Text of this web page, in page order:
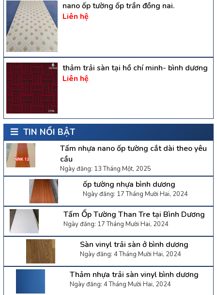
nano ốp tường ốp trần đồng nai.
Liên hệ
thảm trải sàn tại hồ chí minh- bình dương
Liên hệ
TIN NỔI BẬT
Tấm nhựa nano ốp tường cắt dài theo yêu
cầu
Ngày đăng: 13 Tháng Một, 2025
ốp tường nhựa bình dương
Ngày đăng: 17 Tháng Mười Hai, 2024
Tấm Ốp Tường Than Tre tại Bình Dương
Ngày đăng: 17 Tháng Mười Hai, 2024
Sàn vinyl trải sàn ở bình dương
Ngày đăng: 4 Tháng Mười Hai, 2024
Thảm nhựa trải sàn vinyl bình dương
Ngày đăng: 4 Tháng Mười Hai, 2024